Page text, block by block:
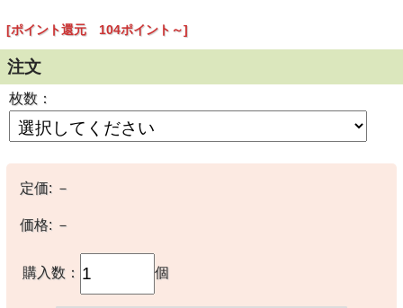
災害時の備蓄用に最適！
[ポイント還元 104ポイント～]
注文
枚数：
定価:－
価格:－
購入数： 個